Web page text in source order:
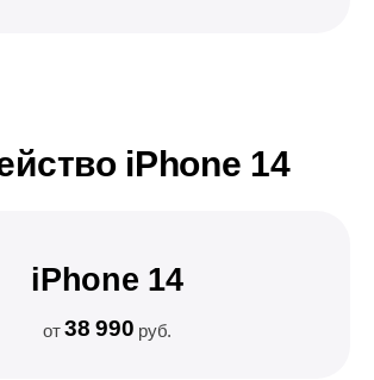
iPhone 14
iPhone 14
от38 990 руб.